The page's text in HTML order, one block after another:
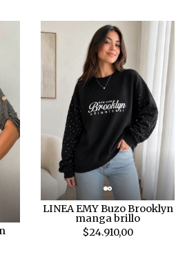
LINEA EMY Buzo Brooklyn
manga brillo
$24.910,00